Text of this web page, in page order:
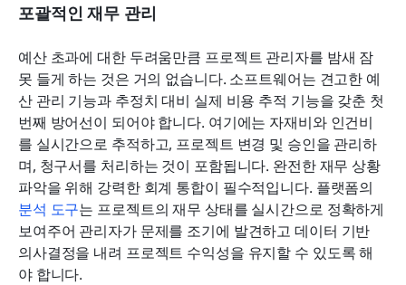
포괄적인 재무 관리
예산 초과에 대한 두려움만큼 프로젝트 관리자를 밤새 잠
못 들게 하는 것은 거의 없습니다. 소프트웨어는 견고한 예
산 관리 기능과 추정치 대비 실제 비용 추적 기능을 갖춘 첫
번째 방어선이 되어야 합니다. 여기에는 자재비와 인건비
를 실시간으로 추적하고, 프로젝트 변경 및 승인을 관리하
며, 청구서를 처리하는 것이 포함됩니다. 완전한 재무 상황
분석 도구는 프로젝트의 재무 상태를 실시간으로 정확하게
보여주어 관리자가 문제를 조기에 발견하고 데이터 기반
의사결정을 내려 프로젝트 수익성을 유지할 수 있도록 해
야 합니다.